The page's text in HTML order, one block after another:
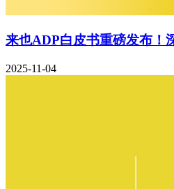
来也ADP白皮书重磅发布！
2025-11-04